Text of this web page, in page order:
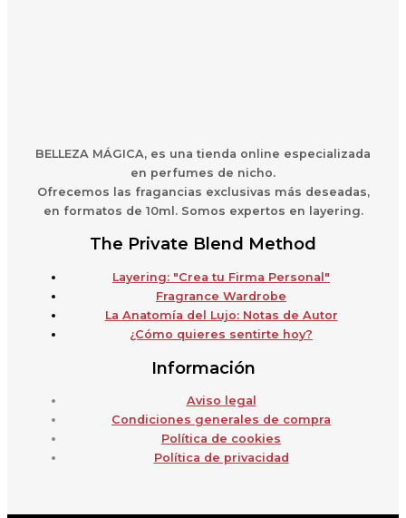
BELLEZA MÁGICA, es una tienda online especializada
en perfumes de nicho.
Ofrecemos las fragancias exclusivas más deseadas,
en formatos de 10ml. Somos expertos en layering.
The Private Blend Method
Layering: "Crea tu Firma Personal"
Fragrance Wardrobe
La Anatomía del Lujo: Notas de Autor
¿Cómo quieres sentirte hoy?
Información
Aviso legal
Condiciones generales de compra
Política de cookies
Política de privacidad